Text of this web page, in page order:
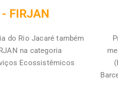
FIRJAN
do Rio Jacaré também
na categoria
Ecossistêmicos